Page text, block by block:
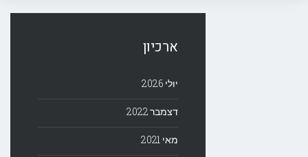
ארכיון
יולי 2026
דצמבר 2022
מאי 2021